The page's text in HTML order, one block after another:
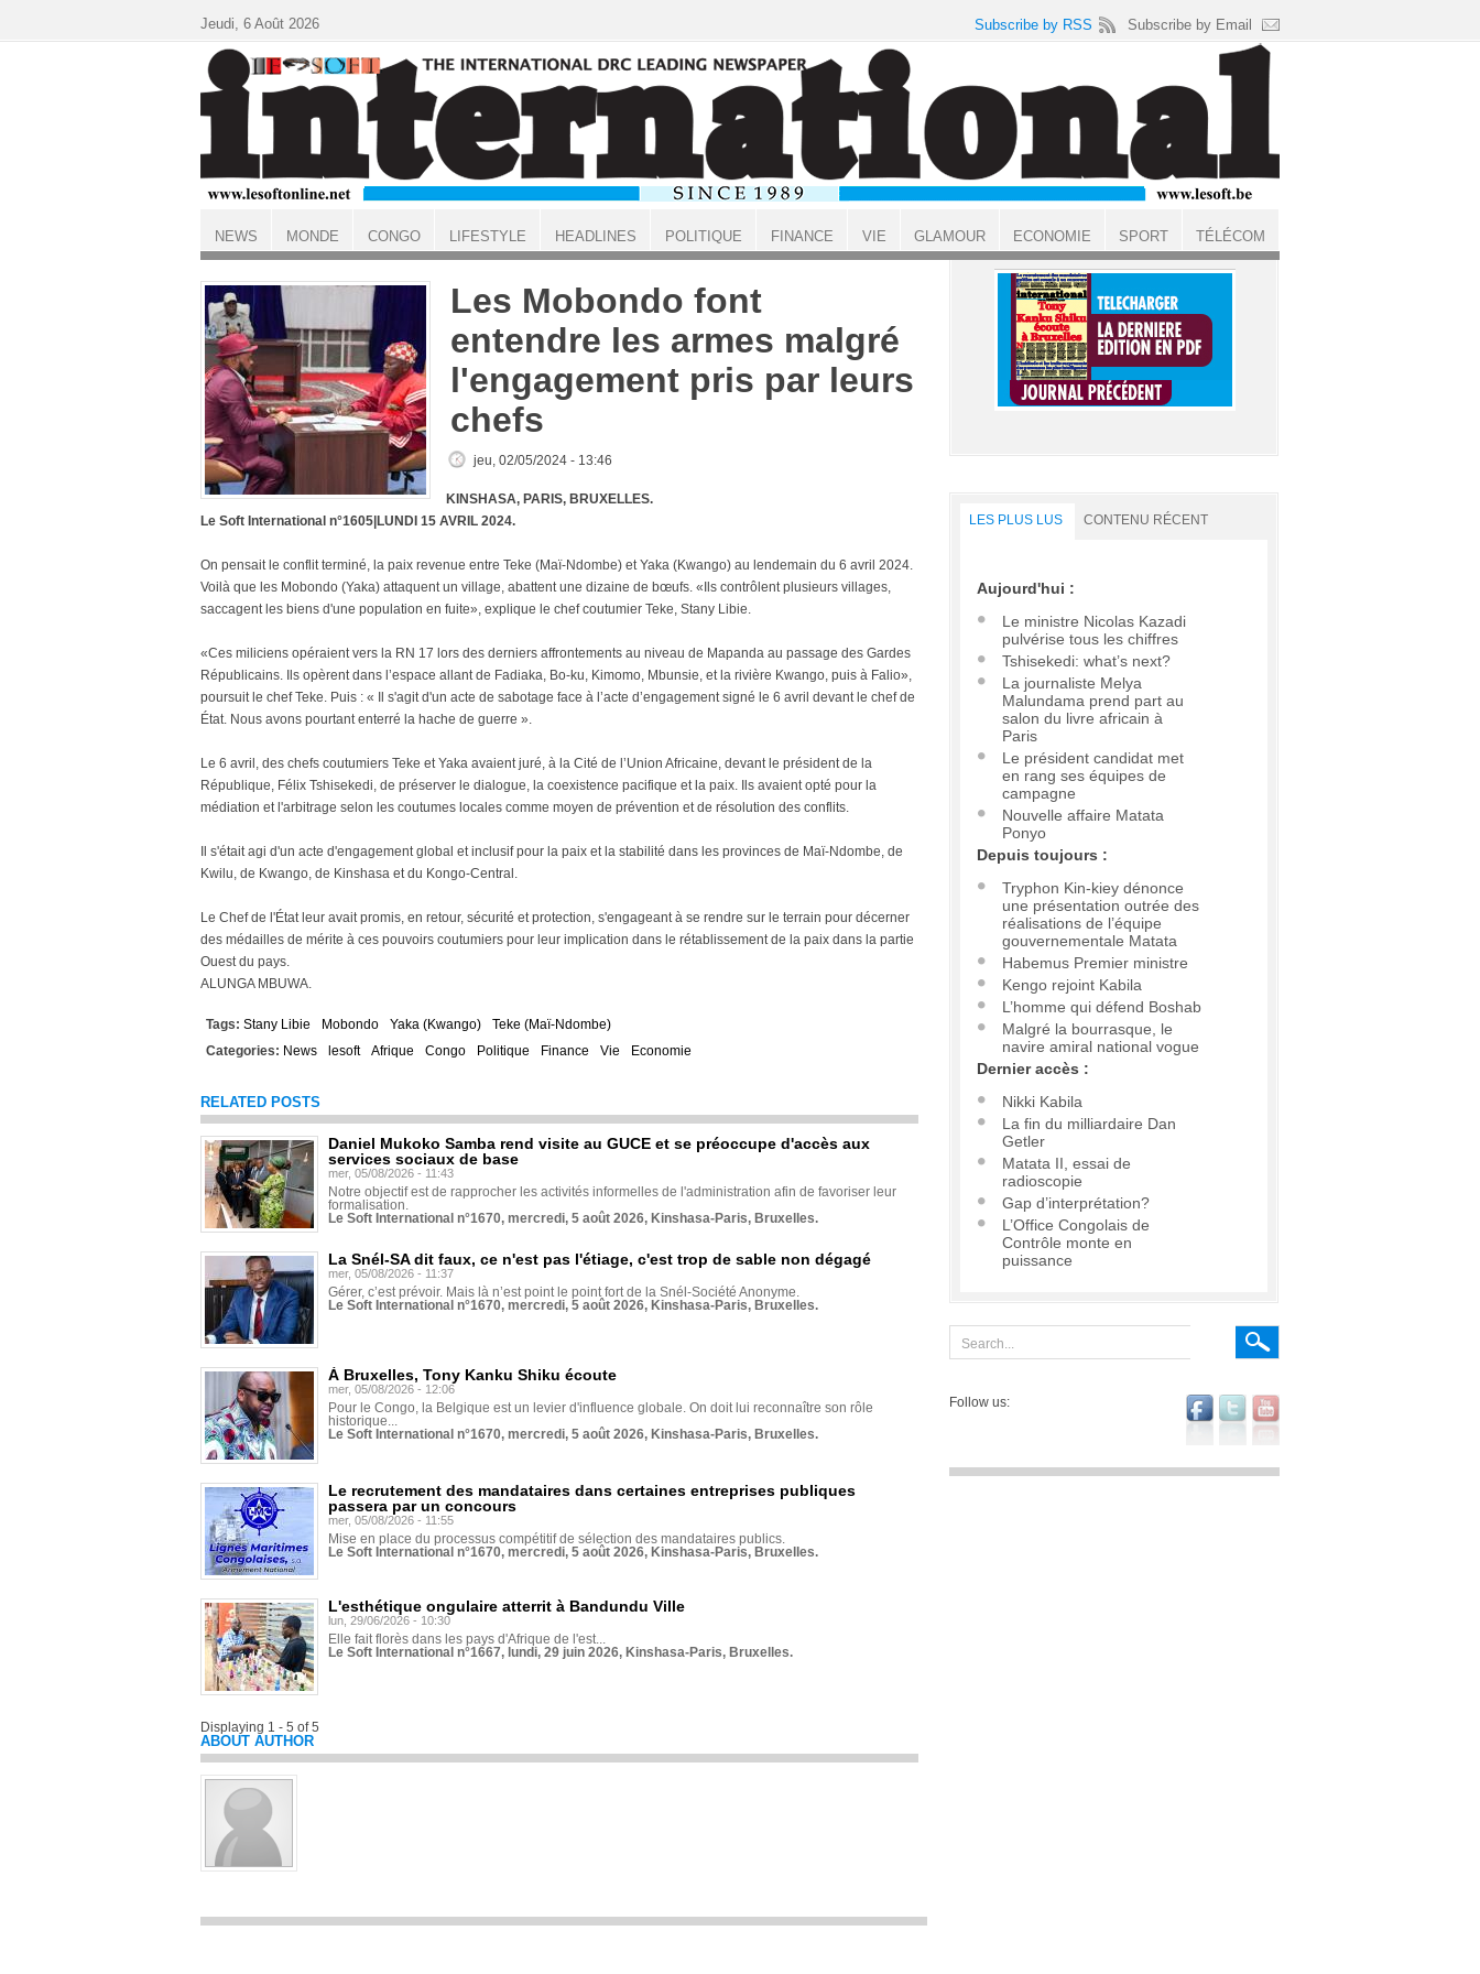
ACCUEIL
Les Mobondo font
entendre les armes malgré
l'engagement pris par leurs
chefs
jeu, 02/05/2024 - 13:46
KINSHASA, PARIS, BRUXELLES.
Le Soft International n°1605|LUNDI 15 AVRIL 2024.
On pensait le conflit terminé, la paix revenue entre Teke (Maï-Ndombe) et Yaka (Kwango) au lendemain du 6 avril 2024.
Voilà que les Mobondo (Yaka) attaquent un village, abattent une dizaine de bœufs. «Ils contrôlent plusieurs villages,
saccagent les biens d'une population en fuite», explique le chef coutumier Teke, Stany Libie.
«Ces miliciens opéraient vers la RN 17 lors des derniers affrontements au niveau de Mapanda au passage des Gardes
Républicains. Ils opèrent dans l’espace allant de Fadiaka, Bo-ku, Kimomo, Mbunsie, et la rivière Kwango, puis à Falio»,
poursuit le chef Teke. Puis : « Il s'agit d'un acte de sabotage face à l’acte d’engagement signé le 6 avril devant le chef de
État. Nous avons pourtant enterré la hache de guerre ».
Le 6 avril, des chefs coutumiers Teke et Yaka avaient juré, à la Cité de l’Union Africaine, devant le président de la
République, Félix Tshisekedi, de préserver le dialogue, la coexistence pacifique et la paix. Ils avaient opté pour la
médiation et l'arbitrage selon les coutumes locales comme moyen de prévention et de résolution des conflits.
Il s'était agi d'un acte d'engagement global et inclusif pour la paix et la stabilité dans les provinces de Maï-Ndombe, de
Kwilu, de Kwango, de Kinshasa et du Kongo-Central.
Le Chef de l'État leur avait promis, en retour, sécurité et protection, s'engageant à se rendre sur le terrain pour décerner
des médailles de mérite à ces pouvoirs coutumiers pour leur implication dans le rétablissement de la paix dans la partie
Ouest du pays.
ALUNGA MBUWA.
Tags: Stany Libie Mobondo Yaka (Kwango)
Teke (Maï-Ndombe)
Categories: News lesoft Afrique Congo Politique Finance Vie Economie
RELATED POSTS
Daniel Mukoko Samba rend visite au GUCE et se préoccupe d'accès aux
services sociaux de base
mer, 05/08/2026 - 11:43
Notre objectif est de rapprocher les activités informelles de l'administration afin de favoriser leur
formalisation.
Le Soft International n°1670, mercredi, 5 août 2026, Kinshasa-Paris, Bruxelles.
La Snél-SA dit faux, ce n'est pas l'étiage, c'est trop de sable non dégagé
mer, 05/08/2026 - 11:37
Gérer, c’est prévoir. Mais là n’est point le point fort de la Snél-Société Anonyme.
Le Soft International n°1670, mercredi, 5 août 2026, Kinshasa-Paris, Bruxelles.
À Bruxelles, Tony Kanku Shiku écoute
mer, 05/08/2026 - 12:06
Pour le Congo, la Belgique est un levier d'influence globale. On doit lui reconnaître son rôle
historique...
Le Soft International n°1670, mercredi, 5 août 2026, Kinshasa-Paris, Bruxelles.
Le recrutement des mandataires dans certaines entreprises publiques
passera par un concours
mer, 05/08/2026 - 11:55
Mise en place du processus compétitif de sélection des mandataires publics.
Le Soft International n°1670, mercredi, 5 août 2026, Kinshasa-Paris, Bruxelles.
L'esthétique ongulaire atterrit à Bandundu Ville
lun, 29/06/2026 - 10:30
Elle fait florès dans les pays d'Afrique de l'est...
Le Soft International n°1667, lundi, 29 juin 2026, Kinshasa-Paris, Bruxelles.
Displaying 1 - 5 of 5
ABOUT AUTHOR
LES PLUS LUS CONTENU RÉCENT
Aujourd'hui :
Le ministre Nicolas Kazadi
pulvérise tous les chiffres
Tshisekedi: what’s next?
La journaliste Melya
Malundama prend part au
salon du livre africain à
Paris
Le président candidat met
en rang ses équipes de
campagne
Nouvelle affaire Matata
Ponyo
Depuis toujours :
Tryphon Kin-kiey dénonce
une présentation outrée des
réalisations de l’équipe
gouvernementale Matata
Habemus Premier ministre
Kengo rejoint Kabila
L’homme qui défend Boshab
Malgré la bourrasque, le
navire amiral national vogue
Dernier accès :
Nikki Kabila
La fin du milliardaire Dan
Getler
Matata II, essai de
radioscopie
Gap d’interprétation?
L’Office Congolais de
Contrôle monte en
puissance
Follow us:
Jeudi, 6 Août 2026 Subscribe by RSS Subscribe by Email
NEWS MONDE CONGO LIFESTYLE HEADLINES POLITIQUE FINANCE VIE GLAMOUR ECONOMIE SPORT TÉLÉCOM